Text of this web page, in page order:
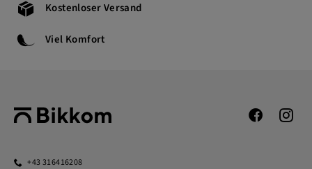
Kostenloser Versand
Viel Komfort
+43 316416208